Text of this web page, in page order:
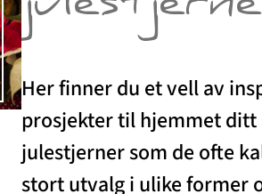
Her finner du et vell av
prosjekter til hjemmet
julestjerner som de ofte
stort utvalg i ulike former